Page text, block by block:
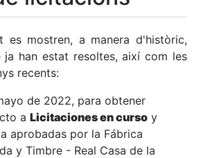
es mostren, a manera d'històric,
ja han estat resoltes, així com les
recents:
de 2022, para obtener
a Licitaciones en curso y
aprobadas por la Fábrica
y Timbre - Real Casa de la